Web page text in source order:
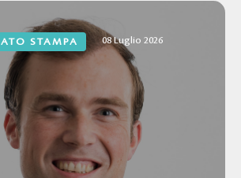
STAMPA 08 Luglio 2026